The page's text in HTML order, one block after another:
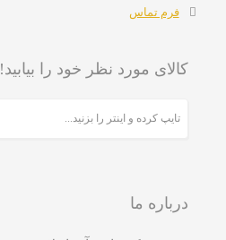
فرم تماس
کالای مورد نظر خود را بیابید!
درباره ما